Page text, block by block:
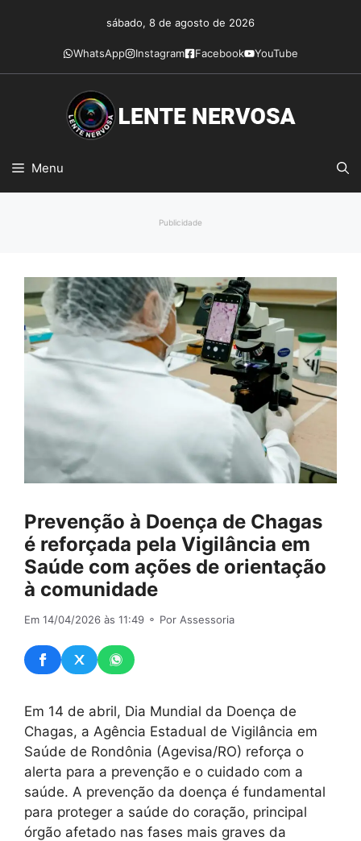
conteúdo
sábado, 8 de agosto de 2026
WhatsApp Instagram Facebook YouTube
Menu
Publicidade
Prevenção à Doença de Chagas
é reforçada pela Vigilância em
Saúde com ações de orientação
à comunidade
Em 14/04/2026 às 11:49 ⚬ Por Assessoria
Em 14 de abril, Dia Mundial da Doença de
Chagas, a Agência Estadual de Vigilância em
Saúde de Rondônia (Agevisa/RO) reforça o
alerta para a prevenção e o cuidado com a
saúde. A prevenção da doença é fundamental
para proteger a saúde do coração, principal
órgão afetado nas fases mais graves da